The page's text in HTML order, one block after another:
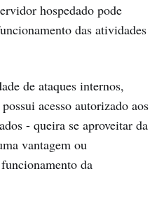
hospedado pode
das atividades
de ataques internos,
acesso autorizado aos
- queira se aproveitar da
vantagem ou
da